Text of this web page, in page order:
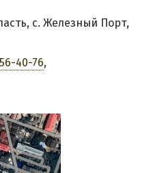
с. Железный Порт,
40-76,